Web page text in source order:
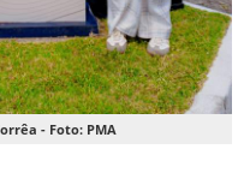
- Foto: PMA